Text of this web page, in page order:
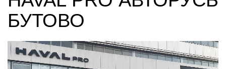
БУТОВО